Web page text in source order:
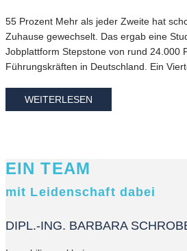
55 Prozent Mehr als jeder Zweite hat
Zuhause gewechselt. Das ergab eine
Jobplattform Stepstone von rund 24.000
Führungskräften in Deutschland. Ein
WEITERLESEN
EIN TEAM
mit Leidenschaft dabei
DIPL.-ING. BARBARA